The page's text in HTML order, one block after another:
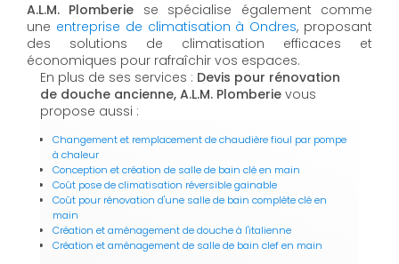
A.L.M. Plomberie se spécialise également comme
une entreprise de climatisation à Ondres, proposant
des solutions de climatisation efficaces et
économiques pour rafraîchir vos espaces.
En plus de ses services : Devis pour rénovation
de douche ancienne, A.L.M. Plomberie vous
propose aussi :
Changement et remplacement de chaudière fioul par pompe
à chaleur
Conception et création de salle de bain clé en main
Coût pose de climatisation réversible gainable
Coût pour rénovation d'une salle de bain complète clé en
main
Création et aménagement de douche à l'italienne
Création et aménagement de salle de bain clef en main